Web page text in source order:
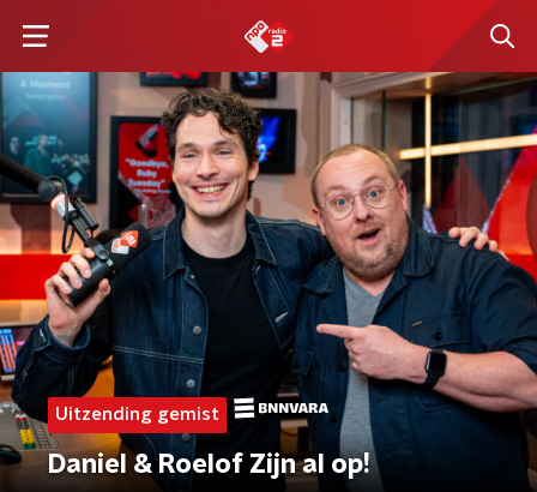
Uitzending gemist
Daniel & Roelof Zijn al op!